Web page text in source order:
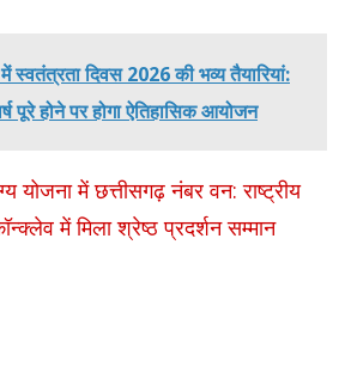
स्वतंत्रता दिवस 2026 की भव्य तैयारियां:
पूरे होने पर होगा ऐतिहासिक आयोजन
योजना में छत्तीसगढ़ नंबर वन: राष्ट्रीय
में मिला श्रेष्ठ प्रदर्शन सम्मान